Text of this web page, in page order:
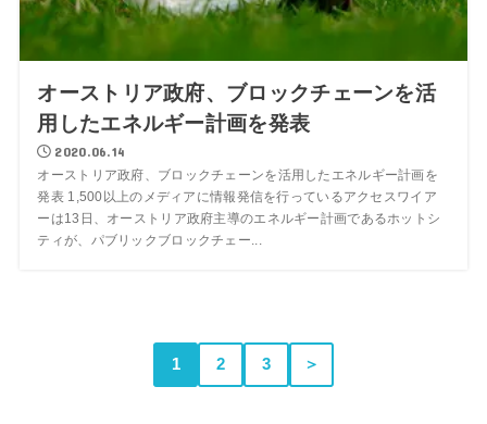
オーストリア政府、ブロックチェーンを活
用したエネルギー計画を発表
2020.06.14
オーストリア政府、ブロックチェーンを活用したエネルギー計画を
発表 1,500以上のメディアに情報発信を行っているアクセスワイア
ーは13日、オーストリア政府主導のエネルギー計画であるホットシ
ティが、パブリックブロックチェー...
1 2 3 ＞